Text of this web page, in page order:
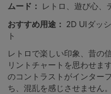
ムード：
レトロ、遊び心、
おすすめ用途： 2D UIダッ
ト
レトロで楽しい印象、昔の
リントチャートを思わせま
のコントラストがインター
ち、混乱を感じさせません